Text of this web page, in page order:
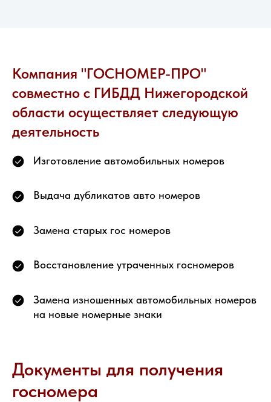
Компания "ГОСНОМЕР-ПРО"
совместно с ГИБДД Нижегородской
области осуществляет следующую
деятельность
Изготовление автомобильных номеров
Выдача дубликатов авто номеров
Замена старых гос номеров
Восстановление утраченных госномеров
Замена изношенных автомобильных номеров
на новые номерные знаки
Документы для получения
госномера